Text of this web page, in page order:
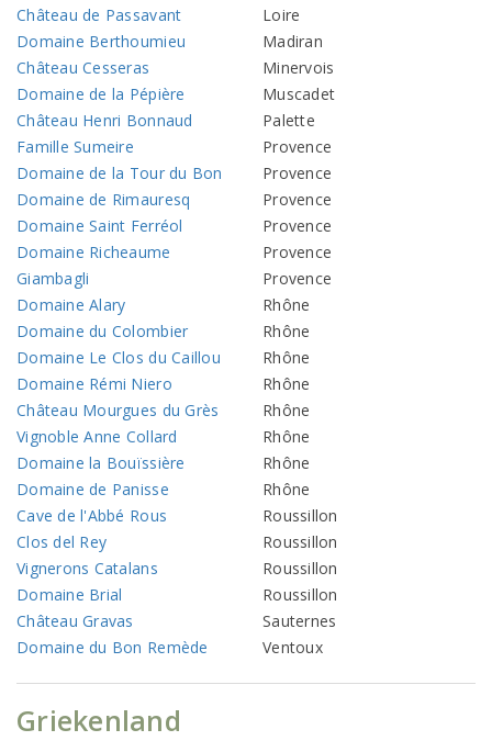
Château de Passavant
Loire
Domaine Berthoumieu
Madiran
Château Cesseras
Minervois
Domaine de la Pépière
Muscadet
Château Henri Bonnaud
Palette
Famille Sumeire
Provence
Domaine de la Tour du Bon
Provence
Domaine de Rimauresq
Provence
Domaine Saint Ferréol
Provence
Domaine Richeaume
Provence
Giambagli
Provence
Domaine Alary
Rhône
Domaine du Colombier
Rhône
Domaine Le Clos du Caillou
Rhône
Domaine Rémi Niero
Rhône
Château Mourgues du Grès
Rhône
Vignoble Anne Collard
Rhône
Domaine la Bouïssière
Rhône
Domaine de Panisse
Rhône
Cave de l'Abbé Rous
Roussillon
Clos del Rey
Roussillon
Vignerons Catalans
Roussillon
Domaine Brial
Roussillon
Château Gravas
Sauternes
Domaine du Bon Remède
Ventoux
Griekenland